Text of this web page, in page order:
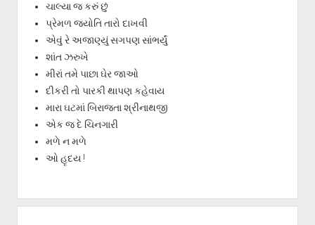
ચાલ્યા જ કરું છું
પ્રેમળ જ્યોતિ તારો દાખવી
એવું રે અજાણ્યું સગપણ સાંભર્યું
શાંત ઝરુખે
મીરાં તમે પાછા ઘેર જાઓ
દીકરી તો પારકી થાપણ કહેવાય
મારા ઘટમાં બિરાજતા શ્રીનાથજી
એક જ દે ચિનગારી
મળે ન મળે
ઓ હૃદય !